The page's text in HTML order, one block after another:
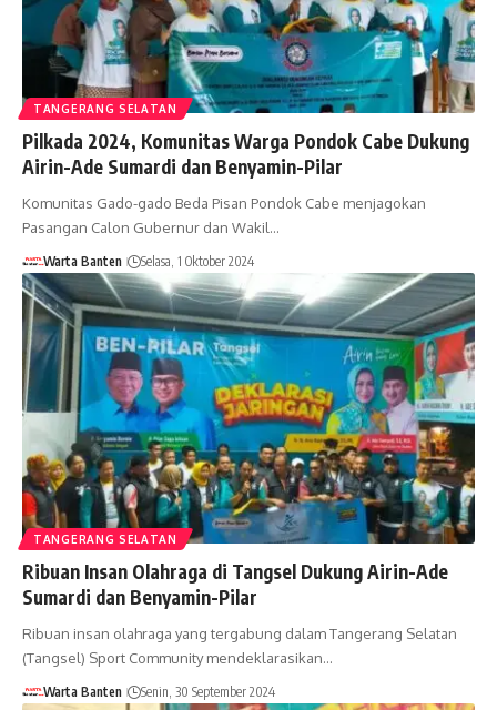
TANGERANG SELATAN
Pilkada 2024, Komunitas Warga Pondok Cabe Dukung
Airin-Ade Sumardi dan Benyamin-Pilar
Komunitas Gado-gado Beda Pisan Pondok Cabe menjagokan
Pasangan Calon Gubernur dan Wakil…
Warta Banten Selasa, 1 Oktober 2024
TANGERANG SELATAN
Ribuan Insan Olahraga di Tangsel Dukung Airin-Ade
Sumardi dan Benyamin-Pilar
Ribuan insan olahraga yang tergabung dalam Tangerang Selatan
(Tangsel) Sport Community mendeklarasikan…
Warta Banten Senin, 30 September 2024